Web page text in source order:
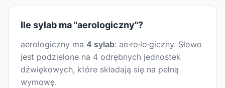
Ile sylab ma "aerologiczny"?
aerologiczny ma 4 sylab: ae·ro·lo·giczny. Słowo
jest podzielone na 4 odrębnych jednostek
dźwiękowych, które składają się na pełną
wymowę.